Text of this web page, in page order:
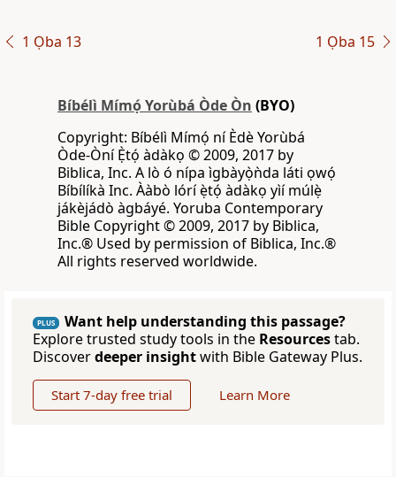
1 Ọba 13 1 Ọba 15
Bíbélì Mímọ́ Yorùbá Òde Òn (BYO)
Copyright: Bíbélì Mímọ́ ní Èdè Yorùbá
Òde-Òní Ẹ̀tọ́ àdàkọ © 2009, 2017 by
Biblica, Inc. A lò ó nípa ìgbàyọ̀ǹda láti ọwọ́
Bíbílíkà Inc. Ààbò lórí ẹ̀tọ́ àdàkọ yìí múlẹ̀
jákèjádò àgbáyé. Yoruba Contemporary
Bible Copyright © 2009, 2017 by Biblica,
Inc.® Used by permission of Biblica, Inc.®
All rights reserved worldwide.
PLUS
Want help understanding this passage?
Explore trusted study tools in the Resourcestab.
Discoverdeeper insightwith Bible Gateway Plus.
Start 7-day free trial Learn More